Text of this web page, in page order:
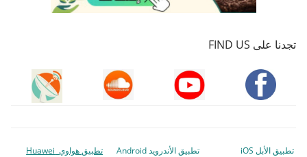
تجدنا على FIND US
تطبيق الأبل iOS تطبيق الأندرويد Android تطبيق هواوي Huawei